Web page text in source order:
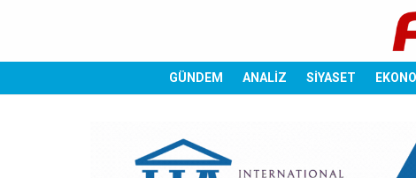
GÜNDEM ANALİZ SİYASET